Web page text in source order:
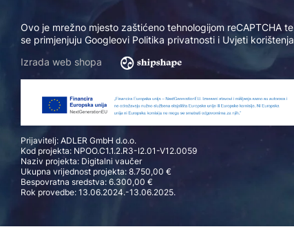
Ovo je mrežno mjesto zaštićeno tehnologijom reCAPTCHA te
se primjenjuju Googleovi Politika privatnosti i Uvjeti korištenja
Izrada web shopa
Prijavitelj: ADLER GmbH d.o.o.
Kod projekta: NPOO.C1.1.2.R3-I2.01-V12.0059
Naziv projekta: Digitalni vaučer
Ukupna vrijednost projekta: 8.750,00 €
Bespovratna sredstva: 6.300,00 €
Rok provedbe: 13.06.2024.-13.06.2025.